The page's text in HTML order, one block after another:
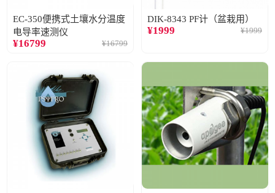
EC-350便携式土壤水分温度
电导率速测仪
¥16799 ¥16799
DIK-8343 PF计（盆栽用）
¥1999 ¥1999